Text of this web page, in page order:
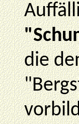
die